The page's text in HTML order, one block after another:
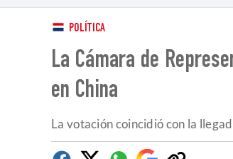
POLÍTICA
La Cámara de
en China
La votación coincidió con la